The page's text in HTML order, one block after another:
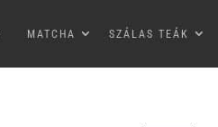
MATCHA SZÁLAS TEÁK